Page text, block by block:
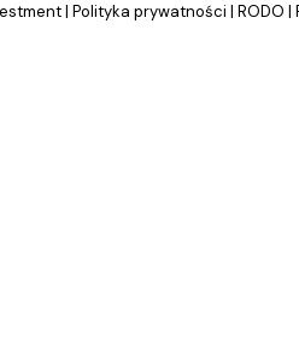
| Polityka prywatności | RODO |